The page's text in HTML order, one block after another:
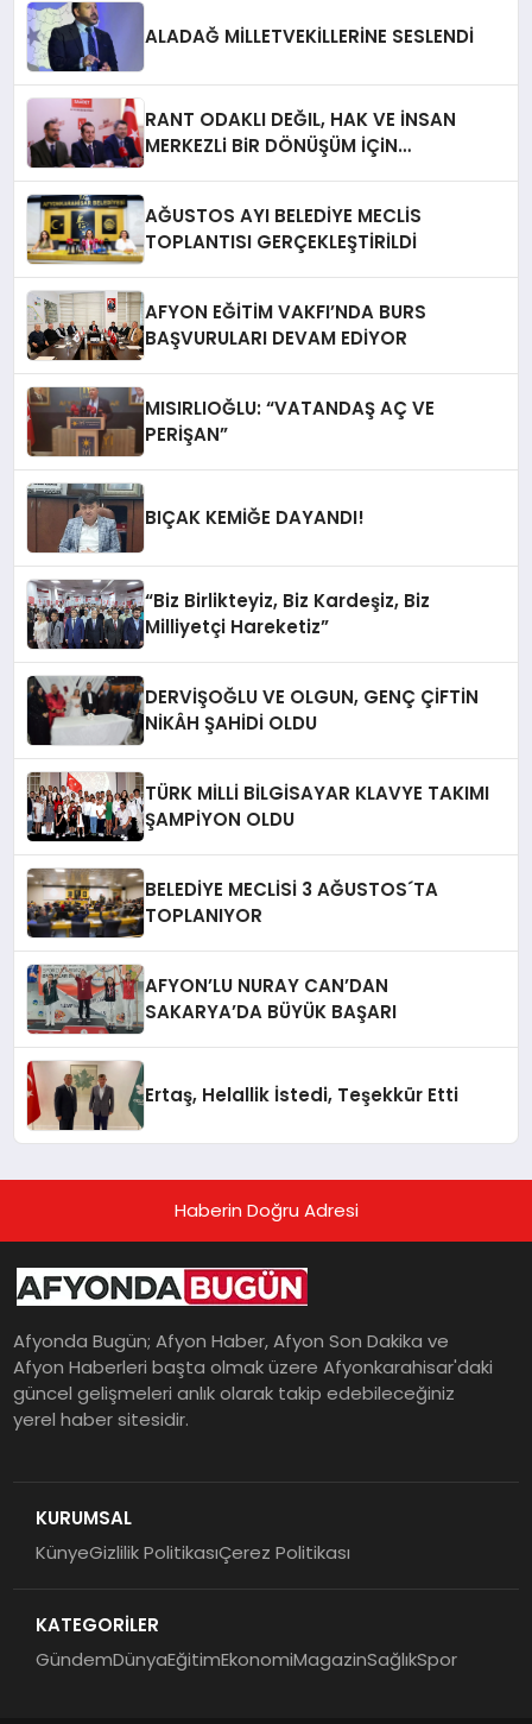
ALADAĞ MİLLETVEKİLLERİNE SESLENDİ
RANT ODAKLI DEĞIL, HAK VE İNSAN
MERKEZLi BiR DÖNÜŞÜM İÇiN
AĞUSTOS AYI BELEDİYE MECLİS
TOPLANTISI GERÇEKLEŞTİRİLDİ
AFYON EĞİTİM VAKFI’NDA BURS
BAŞVURULARI DEVAM EDİYOR
MISIRLIOĞLU: “VATANDAŞ AÇ VE
PERİŞAN”
BIÇAK KEMİĞE DAYANDI!
“Biz Birlikteyiz, Biz Kardeşiz, Biz
Milliyetçi Hareketiz”
DERVİŞOĞLU VE OLGUN, GENÇ ÇİFTİN
NİKÂH ŞAHİDİ OLDU
TÜRK MİLLİ BİLGİSAYAR KLAVYE TAKIMI
ŞAMPİYON OLDU
BELEDİYE MECLİSİ 3 AĞUSTOS´TA
TOPLANIYOR
AFYON’LU NURAY CAN’DAN
SAKARYA’DA BÜYÜK BAŞARI
Ertaş, Helallik İstedi, Teşekkür Etti
Haberin Doğru Adresi
Afyonda Bugün; Afyon Haber, Afyon Son Dakika ve
Afyon Haberleri başta olmak üzere Afyonkarahisar'daki
güncel gelişmeleri anlık olarak takip edebileceğiniz
yerel haber sitesidir.
KURUMSAL
KünyeGizlilik PolitikasıÇerez Politikası
KATEGORİLER
GündemDünyaEğitimEkonomiMagazinSağlıkSpor